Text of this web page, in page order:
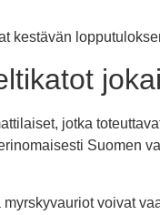
kestävän
jotka
Suomen
voivat